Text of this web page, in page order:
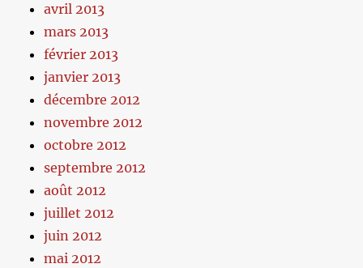
avril 2013
mars 2013
février 2013
janvier 2013
décembre 2012
novembre 2012
octobre 2012
septembre 2012
août 2012
juillet 2012
juin 2012
mai 2012